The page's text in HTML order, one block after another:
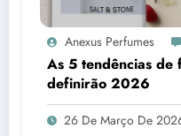
Anexus Perfumes
As 5 tendências de
definirão 2026
26 De Março De